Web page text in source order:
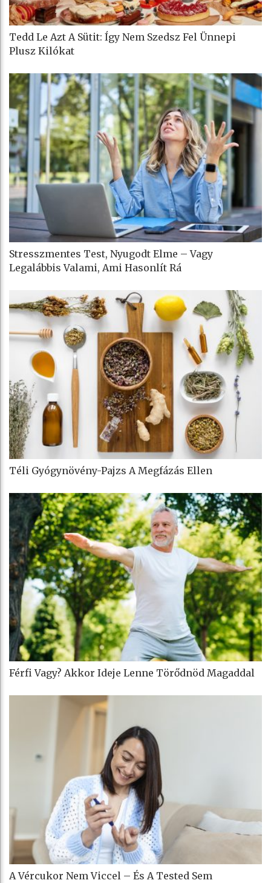
Tedd Le Azt A Sütit: Így Nem Szedsz Fel Ünnepi
Plusz Kilókat
Stresszmentes Test, Nyugodt Elme – Vagy
Legalábbis Valami, Ami Hasonlít Rá
Téli Gyógynövény-Pajzs A Megfázás Ellen
Férfi Vagy? Akkor Ideje Lenne Törődnöd Magaddal
A Vércukor Nem Viccel – És A Tested Sem